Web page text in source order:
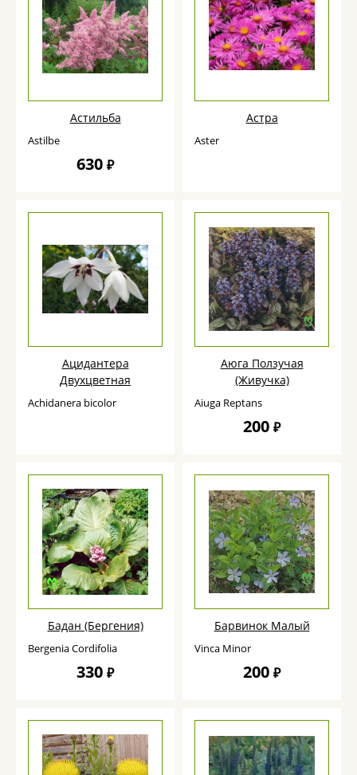
Астильба
Astilbe
630 ₽
Астра
Aster
Ацидантера
Двухцветная
Achidanera bicolor
Аюга Ползучая
(Живучка)
Aiuga Reptans
200 ₽
Бадан (Бергения)
Bergenia Cordifolia
330 ₽
Барвинок Малый
Vinca Minor
200 ₽